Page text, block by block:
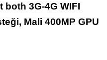
both 3G-4G WIFI
Mali 400MP GPU